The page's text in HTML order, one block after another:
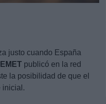
justo cuando España
publicó en la red
la posibilidad de que el
inicial.